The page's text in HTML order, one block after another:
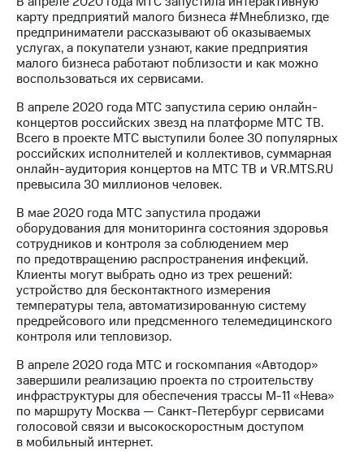
карту предприятий малого бизнеса #Мнеблизко, где
предприниматели рассказывают об оказываемых
услугах, а покупатели узнают, какие предприятия
малого бизнеса работают поблизости и как можно
воспользоваться их сервисами.
В апреле 2020 года МТС запустила серию онлайн-
концертов российских звезд на платформе МТС ТВ.
Всего в проекте МТС выступили более 30 популярных
российских исполнителей и коллективов, суммарная
онлайн-аудитория концертов на МТС ТВ и VR.MTS.RU
превысила 30 миллионов человек.
В мае 2020 года МТС запустила продажи
оборудования для мониторинга состояния здоровья
сотрудников и контроля за соблюдением мер
по предотвращению распространения инфекций.
Клиенты могут выбрать одно из трех решений:
устройство для бесконтактного измерения
температуры тела, автоматизированную систему
предрейсового или предсменного телемедицинского
контроля или тепловизор.
В апреле 2020 года МТС и госкомпания «Автодор»
завершили реализацию проекта по строительству
инфраструктуры для обеспечения трассы М-11 «Нева»
по маршруту Москва — Санкт-Петербург сервисами
голосовой связи и высокоскоростным доступом
в мобильный интернет.